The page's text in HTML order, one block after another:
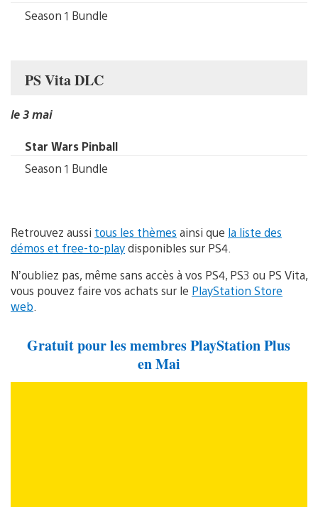
Season 1 Bundle
PS Vita DLC
le 3 mai
Star Wars Pinball
Season 1 Bundle
Retrouvez aussi tous les thèmes ainsi que la liste des
démos et free-to-playdisponibles sur PS4.
N’oubliez pas, même sans accès à vos PS4, PS3 ou PS Vita,
vous pouvez faire vos achats sur le PlayStation Store
web
Gratuit pour les membres PlayStation Plus
en Mai